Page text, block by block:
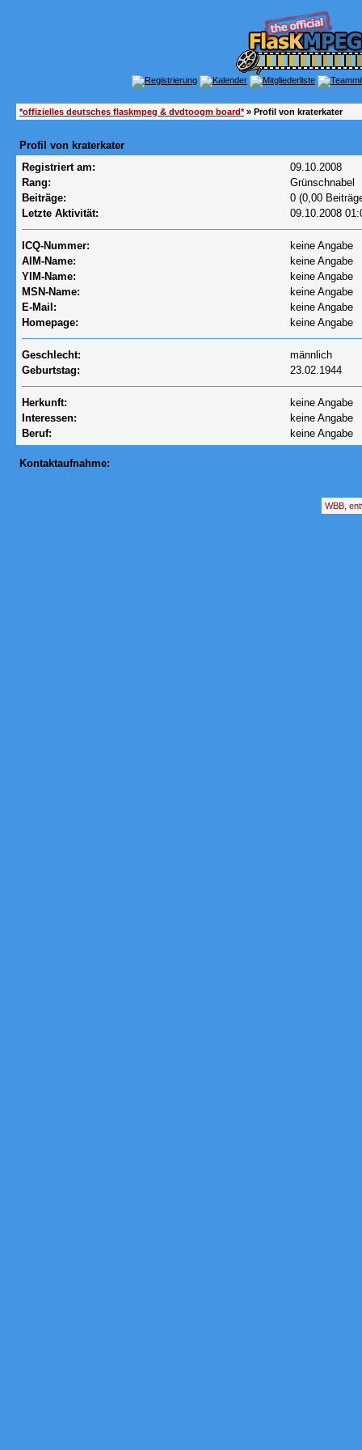
*offizielles deutsches flaskmpeg & dvdtoogm board*» Profil von kraterkater
Profil von kraterkater
Registriert am:
09.10.2008
Rang:
Grünschnabel
Beiträge:
0 (0,00
Letzte Aktivität:
09.10.2008
ICQ-Nummer:
keine Angabe
AIM-Name:
keine Angabe
YIM-Name:
keine Angabe
MSN-Name:
keine Angabe
E-Mail:
keine Angabe
Homepage:
keine Angabe
Geschlecht:
männlich
Geburtstag:
23.02.1944
Herkunft:
keine Angabe
Interessen:
keine Angabe
Beruf:
keine Angabe
Kontaktaufnahme:
WBB,